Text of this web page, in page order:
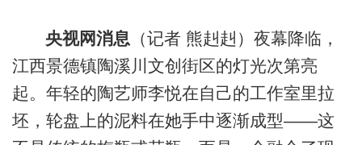
央视网消息 （记者 熊赳赳）夜幕降临，
江西景德镇陶溪川文创街区的灯光次第亮
起。年轻的陶艺师李悦在自己的工作室里拉
坯，轮盘上的泥料在她手中逐渐成型——这